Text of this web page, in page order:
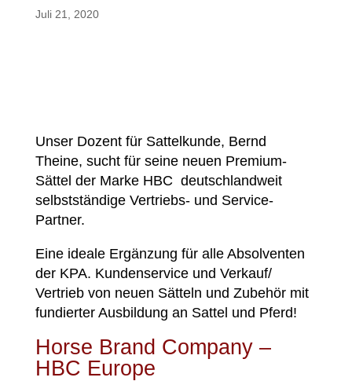
Juli 21, 2020
Unser Dozent für Sattelkunde, Bernd
Theine, sucht für seine neuen Premium-
Sättel der Marke HBC deutschlandweit
selbstständige Vertriebs- und Service-
Partner.
Eine ideale Ergänzung für alle Absolventen
der KPA. Kundenservice und Verkauf/
Vertrieb von neuen Sätteln und Zubehör mit
fundierter Ausbildung an Sattel und Pferd!
Horse Brand Company –
HBC Europe